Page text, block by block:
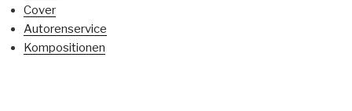
Cover
Autorenservice
Kompositionen